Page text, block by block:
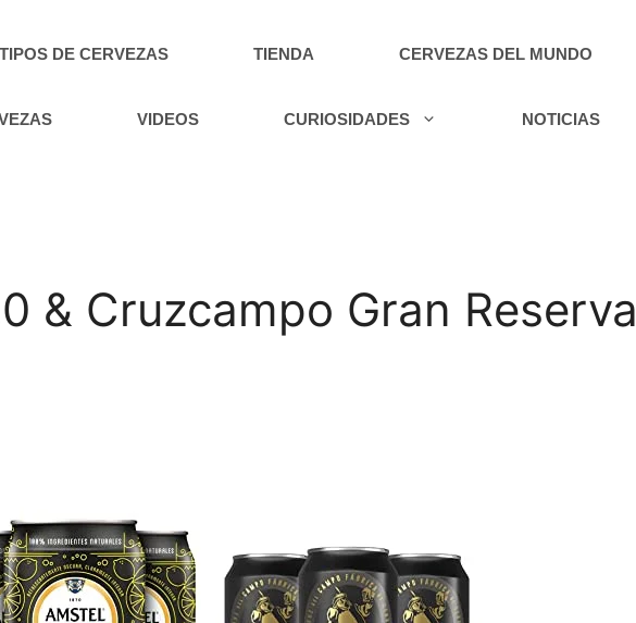
TIPOS DE CERVEZAS TIENDA CERVEZAS DEL MUNDO
VIDEOS CURIOSIDADES NOTICIAS
& Cruzcampo Gran Reserva